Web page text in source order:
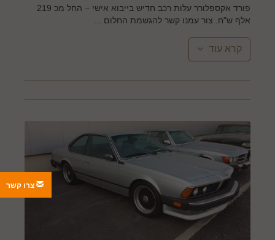
פורד אקספלורר עלות רכב חדיש בייבוא אישי – החל מכ 219
אלף ש"ח. צור עמנו קשר להגשמת החלום ...
קרא עוד
צרו קשר